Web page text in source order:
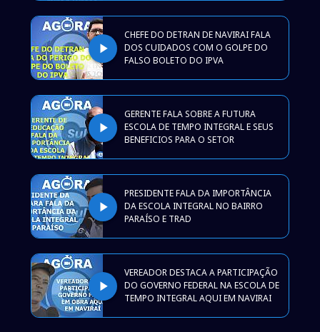
play_arrow
CHEFE DO DETRAN DE NAVIRAI FALA
DOS CUIDADOS COM O GOLPE DO
FALSO BOLETO DO IPVA
play_arrow
GERENTE FALA SOBRE A FUTURA
ESCOLA DE TEMPO INTEGRAL E SEUS
BENEFICIOS PARA O SETOR
play_arrow
PRESIDENTE FALA DA IMPORTÂNCIA
DA ESCOLA INTEGRAL NO BAIRRO
PARAÍSO E TRAD
play_arrow
VEREADOR DESTACA A PARTICIPAÇÃO
DO GOVERNO FEDERAL NA ESCOLA DE
TEMPO INTEGRAL AQUI EM NAVIRAI